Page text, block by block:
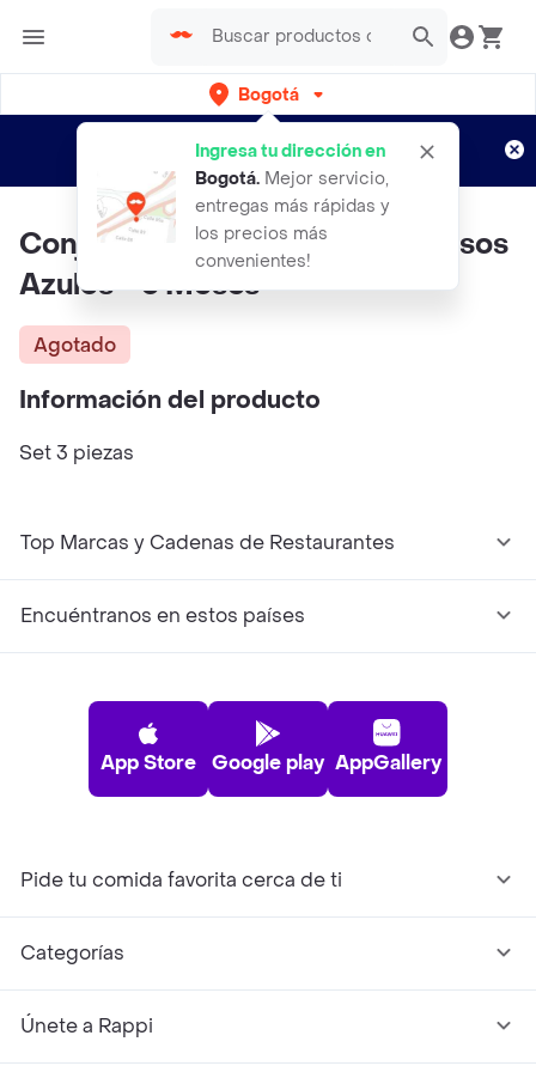
Bogotá
Ingresa tu dirección en
Bogotá. Mejor servicio,
entregas más rápidas y
los precios más
convenientes!
envíos gratis por semanas
Aplican TyC
Conjunto 3 Piezas Osos Perezosos
Azules - 3 Meses
Agotado
Información del producto
Set 3 piezas
Top Marcas y Cadenas de Restaurantes
Encuéntranos en estos países
App Store Google play AppGallery
Pide tu comida favorita cerca de ti
Categorías
Únete a Rappi